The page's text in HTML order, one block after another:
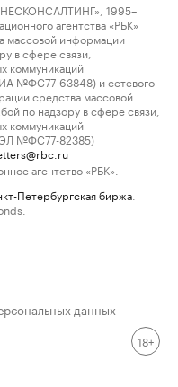
1995–
агентства «РБК»
массовой информации
в сфере связи,
коммуникаций
№ФС77-63848) и сетевого
средства массовой
по надзору в сфере связи,
коммуникаций
ЭЛ №ФС77-82385)
агентство «РБК».
Петербургская биржа
данных
18+